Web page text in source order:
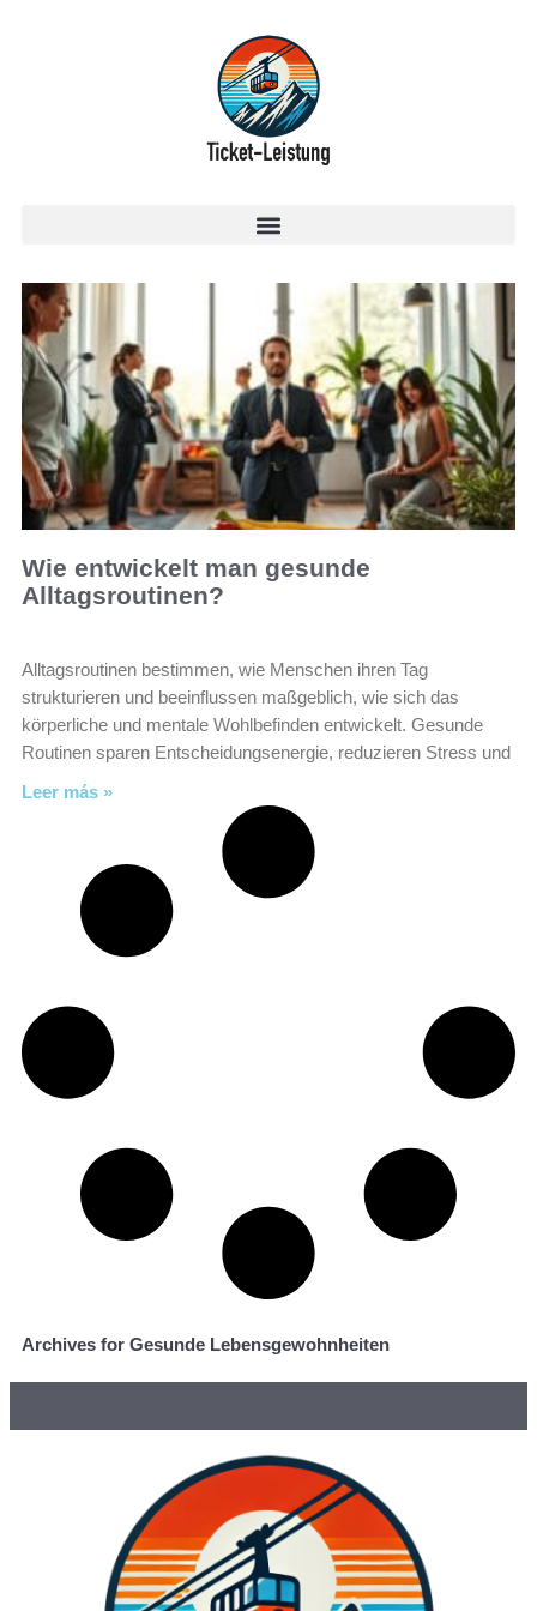
Wie entwickelt man gesunde
Alltagsroutinen?
Alltagsroutinen bestimmen, wie Menschen ihren Tag
strukturieren und beeinflussen maßgeblich, wie sich das
körperliche und mentale Wohlbefinden entwickelt. Gesunde
Routinen sparen Entscheidungsenergie, reduzieren Stress und
Leer más »
Archives for Gesunde Lebensgewohnheiten